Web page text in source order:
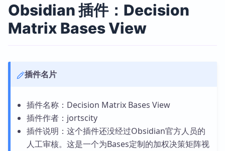
Obsidian 插件：Decision
Matrix Bases View
插件名片
插件名称：Decision Matrix Bases View
插件作者：jortscity
插件说明：这个插件还没经过Obsidian官方人员的
人工审核。这是一个为Bases定制的加权决策矩阵视